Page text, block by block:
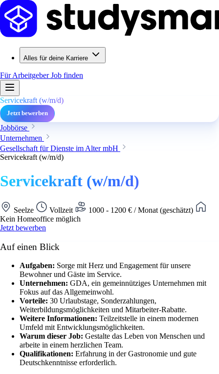
Alles für deine Karriere
Für ArbeitgeberJob finden
Servicekraft (w/m/d)
Jetzt bewerben
Jobbörse
Unternehmen
Gesellschaft für Dienste im Alter mbH
Servicekraft (w/m/d)
Servicekraft (w/m/d)
Seelze Vollzeit
1000 - 1200 € / Monat (geschätzt)
Kein Homeoffice möglich
Jetzt bewerben
Auf einen Blick
Aufgaben: Sorge mit Herz und Engagement für unsere
Bewohner und Gäste im Service.
Unternehmen: GDA, ein gemeinnütziges Unternehmen mit
Fokus auf das Allgemeinwohl.
Vorteile: 30 Urlaubstage, Sonderzahlungen,
Weiterbildungsmöglichkeiten und Mitarbeiter-Rabatte.
Weitere Informationen: Teilzeitstelle in einem modernen
Umfeld mit Entwicklungsmöglichkeiten.
Warum dieser Job: Gestalte das Leben von Menschen und
arbeite in einem herzlichen Team.
Qualifikationen: Erfahrung in der Gastronomie und gute
Deutschkenntnisse erforderlich.